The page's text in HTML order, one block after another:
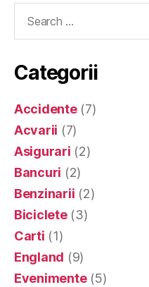
Categorii
Accidente(7)
Acvarii (7)
Asigurari (2)
Bancuri (2)
Benzinarii (2)
Biciclete(3)
Carti (1)
England (9)
Evenimente(5)